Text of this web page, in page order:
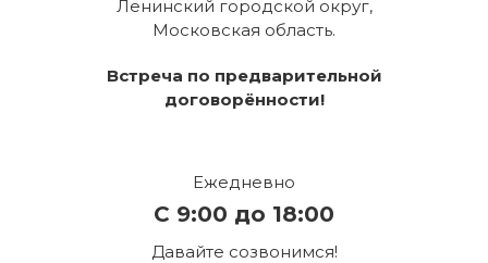
Ленинский городской округ,
Московская область.
Встреча по предварительной
договорённости!
Ежедневно
С 9:00 до 18:00
Давайте созвонимся!